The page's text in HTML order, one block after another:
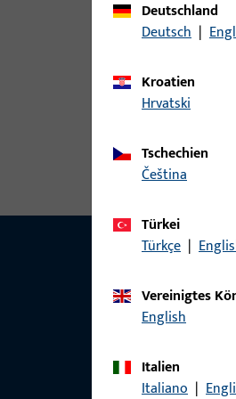
Wendeschlüssel
Zubehör
Deutschland
Deutsch |
Kroatien
Hrvatski
Tschechien
čeština
Türkei
Türkçe |
Vereinigtes
English
Italien
Italiano |